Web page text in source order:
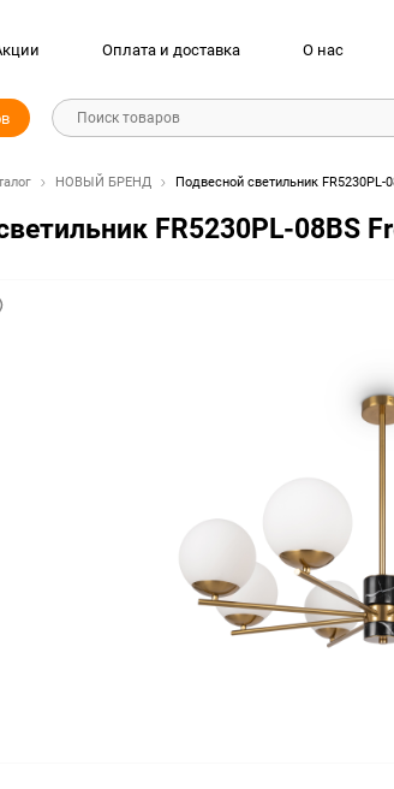
Оплата и доставка О нас
Поиск товаров
НОВЫЙ БРЕНД Подвесной светильник FR5230PL-
FR5230PL-08BS